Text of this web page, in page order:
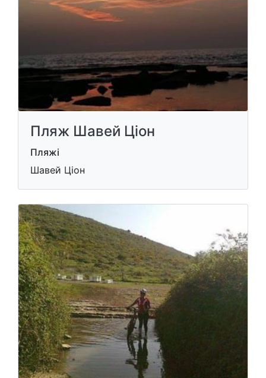
Пляж Шавей Ціон
Пляжі
Шавей Ціон